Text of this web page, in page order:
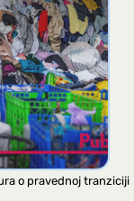
o pravednoj tranziciji